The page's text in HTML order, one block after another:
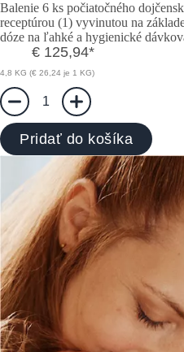
Balenie 6 ks počiatočného
receptúrou (1) vyvinutou na
dóze na ľahké a hygienické
€ 125,94*
4,8 KG (€ 26,24 je 1 KG)
1
Pridať do košíka